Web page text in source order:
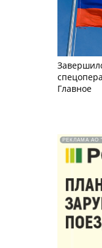
Главное
РЕКЛАМА АО